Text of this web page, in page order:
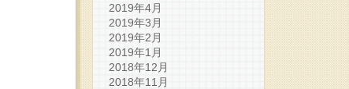
2019年4月
2019年3月
2019年2月
2019年1月
2018年12月
2018年11月